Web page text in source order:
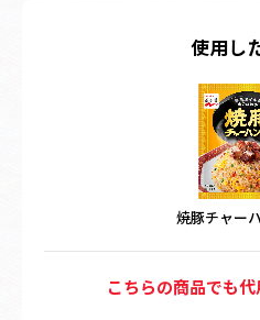
使用し
焼豚チャー
こちらの商品でも代